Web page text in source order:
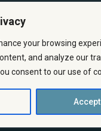
your browsing
and analyze our
consent to our use of
Accept
À PROPOS